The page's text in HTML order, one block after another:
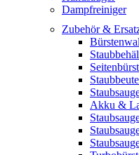
Dampfreiniger
Zubehör &
Akku &